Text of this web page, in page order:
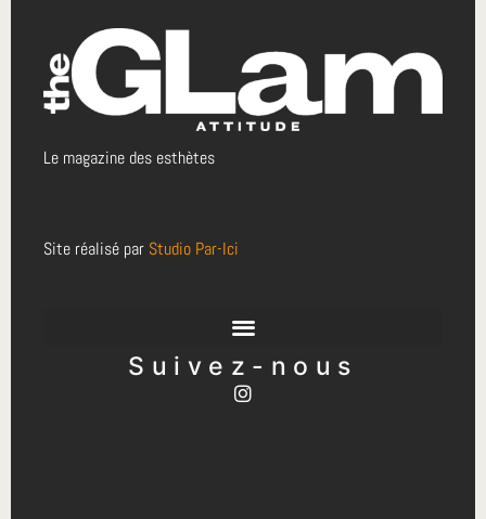
Le magazine des esthètes
Site réalisé par Studio Par-Ici
Suivez-nous